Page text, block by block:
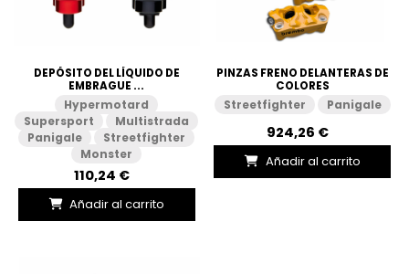
DEPÓSITO DEL LÍQUIDO DE
EMBRAGUE ...
Hypermotard
Supersport
Multistrada
Panigale
Streetfighter
Monster
110,24 €
Añadir al carrito
PINZAS FRENO DELANTERAS DE
COLORES
Streetfighter Panigale
924,26 €
Añadir al carrito